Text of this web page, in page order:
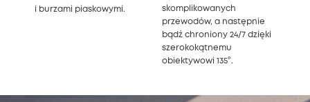
i burzami piaskowymi.
skomplikowanych
przewodów, a następnie
bądź chroniony 24/7 dzięki
szerokokątnemu
obiektywowi 135°.